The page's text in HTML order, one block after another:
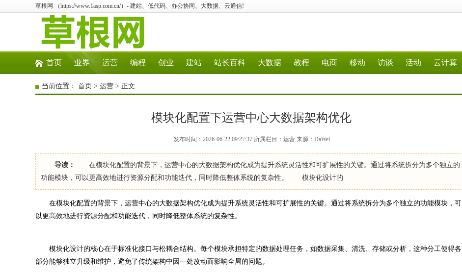
草根网 （https://www.1asp.com.cn/）- 建站、低代码、办公协同、大数据、云通信!
首页 业界 运营 编程 创业 建站 站长百科 大数据 教程 电商 移动 访谈 活动 云计算
当前位置： 首页 > 运营 > 正文
模块化配置下运营中心大数据架构优化
发布时间：2026-06-22 09:27:37 所属栏目：运营 来源：DaWei
导读：
在模块化配置的背景下，运营中心的大数据架构优化成为提升系统灵活性和可扩展性的关键。通过将系统拆分为多个独立的
功能模块，可以更高效地进行资源分配和功能迭代，同时降低整体系统的复杂性。 模块化设计的
在模块化配置的背景下，运营中心的大数据架构优化成为提升系统灵活性和可扩展性的关键。通过将系统拆分为多个独立的功能模块，可
以更高效地进行资源分配和功能迭代，同时降低整体系统的复杂性。
模块化设计的核心在于标准化接口与松耦合结构。每个模块承担特定的数据处理任务，如数据采集、清洗、存储或分析，这种分工使得各
部分能够独立升级和维护，避免了传统架构中因一处改动而影响全局的问题。